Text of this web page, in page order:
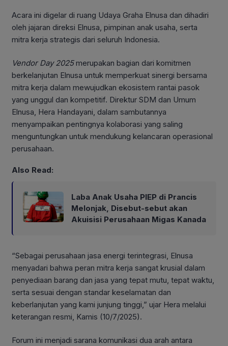
Acara ini digelar di ruang Udaya Graha Elnusa dan dihadiri
oleh jajaran direksi Elnusa, pimpinan anak usaha, serta
mitra kerja strategis dari seluruh Indonesia.
Vendor Day 2025merupakan bagian dari komitmen
berkelanjutan Elnusa untuk memperkuat sinergi bersama
mitra kerja dalam mewujudkan ekosistem rantai pasok
yang unggul dan kompetitif. Direktur SDM dan Umum
Elnusa, Hera Handayani, dalam sambutannya
menyampaikan pentingnya kolaborasi yang saling
menguntungkan untuk mendukung kelancaran operasional
perusahaan.
Also Read:
Laba Anak Usaha PIEP di Prancis
Melonjak, Disebut-sebut akan
Akuisisi Perusahaan Migas Kanada
“Sebagai perusahaan jasa energi terintegrasi, Elnusa
menyadari bahwa peran mitra kerja sangat krusial dalam
penyediaan barang dan jasa yang tepat mutu, tepat waktu,
serta sesuai dengan standar keselamatan dan
keberlanjutan yang kami junjung tinggi,” ujar Hera melalui
keterangan resmi, Kamis (10/7/2025).
Forum ini menjadi sarana komunikasi dua arah antara